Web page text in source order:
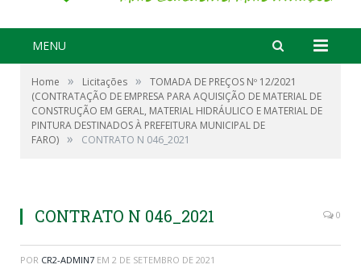
MENU
Home » Licitações »
TOMADA DE PREÇOS Nº 12/2021
(CONTRATAÇÃO DE EMPRESA PARA AQUISIÇÃO DE MATERIAL DE
CONSTRUÇÃO EM GERAL, MATERIAL HIDRÁULICO E MATERIAL DE
PINTURA DESTINADOS À PREFEITURA MUNICIPAL DE
FARO) » CONTRATO N 046_2021
CONTRATO N 046_2021 0
POR CR2-ADMIN7 EM 2 DE SETEMBRO DE 2021